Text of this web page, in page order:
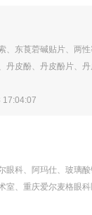
、东莨菪碱贴片、两
丹皮酚、丹皮酚片、
17:04:07
眼科、阿玛仕、玻璃
室、重庆爱尔麦格眼